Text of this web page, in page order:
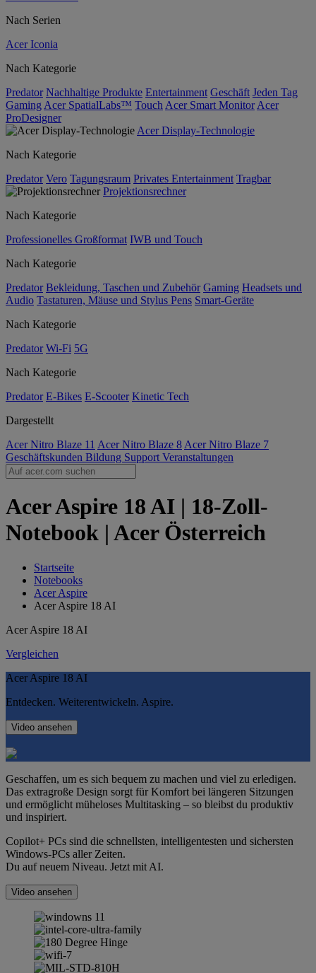
Nach Serien
Acer Iconia
Nach Kategorie
Predator Nachhaltige Produkte Entertainment Geschäft Jeden Tag
Gaming Acer SpatialLabs™ Touch Acer Smart Monitor Acer
ProDesigner
Acer Display-Technologie
Nach Kategorie
Predator Vero Tagungsraum Privates Entertainment Tragbar
Projektionsrechner
Nach Kategorie
Professionelles Großformat IWB und Touch
Nach Kategorie
Predator Bekleidung, Taschen und Zubehör Gaming Headsets und
Audio Tastaturen, Mäuse und Stylus Pens Smart-Geräte
Nach Kategorie
Predator Wi-Fi 5G
Nach Kategorie
Predator E-Bikes E-Scooter Kinetic Tech
Dargestellt
Acer Nitro Blaze 11 Acer Nitro Blaze 8 Acer Nitro Blaze 7
Geschäftskunden Bildung Support Veranstaltungen
Acer Aspire 18 AI | 18-Zoll-
Notebook | Acer Österreich
Startseite
Notebooks
Acer Aspire
Acer Aspire 18 AI
Acer Aspire 18 AI
Vergleichen
Acer Aspire 18 AI
Entdecken. Weiterentwickeln. Aspire.
Video ansehen
Geschaffen, um es sich bequem zu machen und viel zu erledigen.
Das extragroße Design sorgt für Komfort bei längeren Sitzungen
und ermöglicht müheloses Multitasking – so bleibst du produktiv
und inspiriert.
Copilot+ PCs sind die schnellsten, intelligentesten und sichersten
Windows-PCs aller Zeiten.
Du auf neuem Niveau. Jetzt mit AI.
Video ansehen